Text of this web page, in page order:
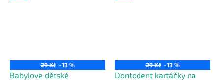
29 Kč –13 %
Babylove dětské
29 Kč –13 %
Dontodent kartáčky na